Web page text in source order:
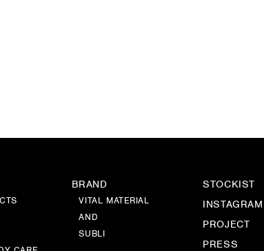
BRAND
VITAL MATERIAL
AND
SUBLI
STOCKIST
INSTAGRAM
PROJECT
PRESS